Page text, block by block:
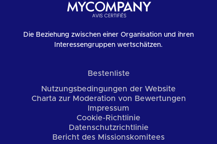
Die Beziehung zwischen einer Organisation und ihren
Interessengruppen wertschätzen.
Bestenliste
Nutzungsbedingungen der Website
Charta zur Moderation von Bewertungen
Impressum
Cookie-Richtlinie
Datenschutzrichtlinie
Bericht des Missionskomitees